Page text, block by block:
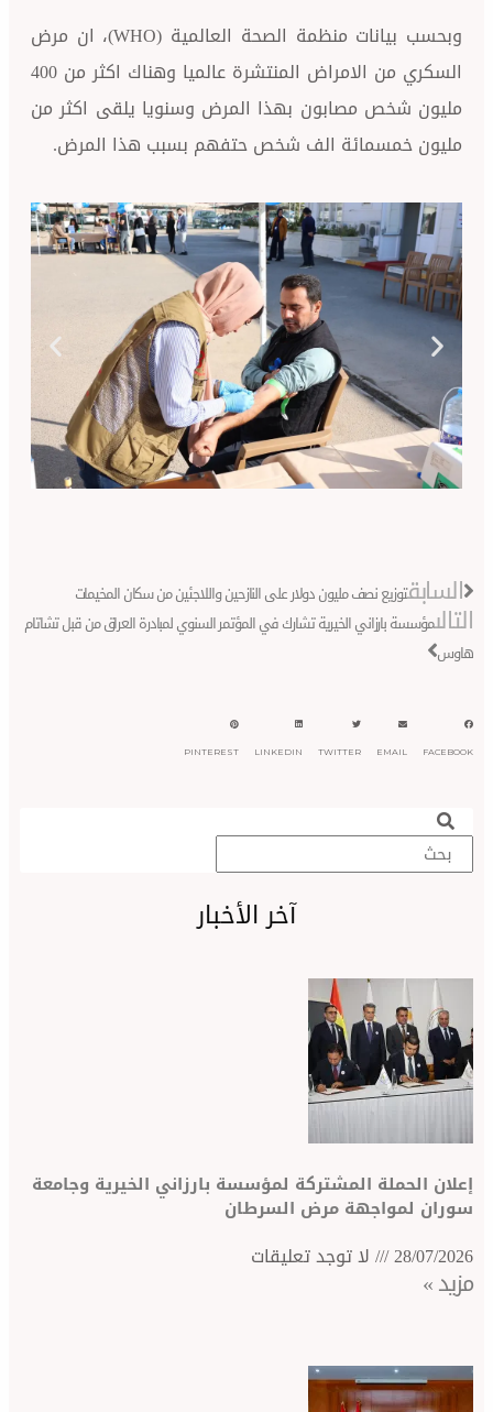
وبحسب بيانات منظمة الصحة العالمية (WHO)، ان مرض
السكري من الامراض المنتشرة عالميا وهناك اكثر من 400
مصابون بهذا المرض وسنويا يلقى اكثر من
الف شخص حتفهم بسبب هذا المرض.
نصف مليون دولار على النازحين واللاجئين من سكان المخيمات
الخيرية تشارك في المؤتمر السنوي لمبادرة العراق من قبل تشاتام
TWITTER
LINKEDIN
PINTEREST
آخر الأخبار
المشتركة لمؤسسة بارزاني الخيرية وجامعة
مرض السرطان
لا توجد تعليقات